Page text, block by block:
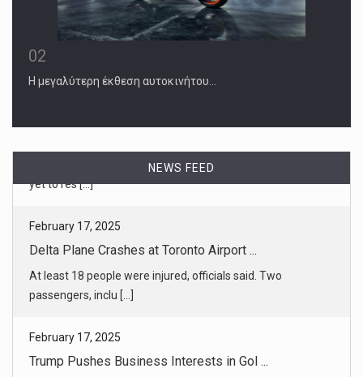
02
Η μεγαλύτερη έκθεση αυτοκινήτου…
NEWS FEED
Delta Plane Crashes at Toronto Airport ...
At least 18 people were injured, officials said. Two
passengers, inclu [...]
Trump Pushes Business Interests in Gol ...
Norms recognized for decades in Washington by both